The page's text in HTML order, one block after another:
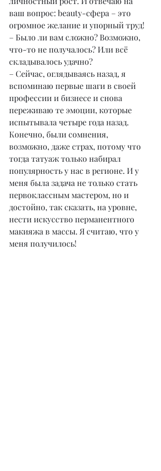
ваш вопрос: beauty-сфера – это
огромное желание и упорный труд!
– Было ли вам сложно? Возможно,
что-то не получалось? Или всё
складывалось удачно?
– Сейчас, оглядываясь назад, я
вспоминаю первые шаги в своей
профессии и бизнесе и снова
переживаю те эмоции, которые
испытывала четыре года назад.
Конечно, были сомнения,
возможно, даже страх, потому что
тогда татуаж только набирал
популярность у нас в регионе. И у
меня была задача не только стать
первоклассным мастером, но и
достойно, так сказать, на уровне,
нести искусство перманентного
макияжа в массы. Я считаю, что у
меня получилось!